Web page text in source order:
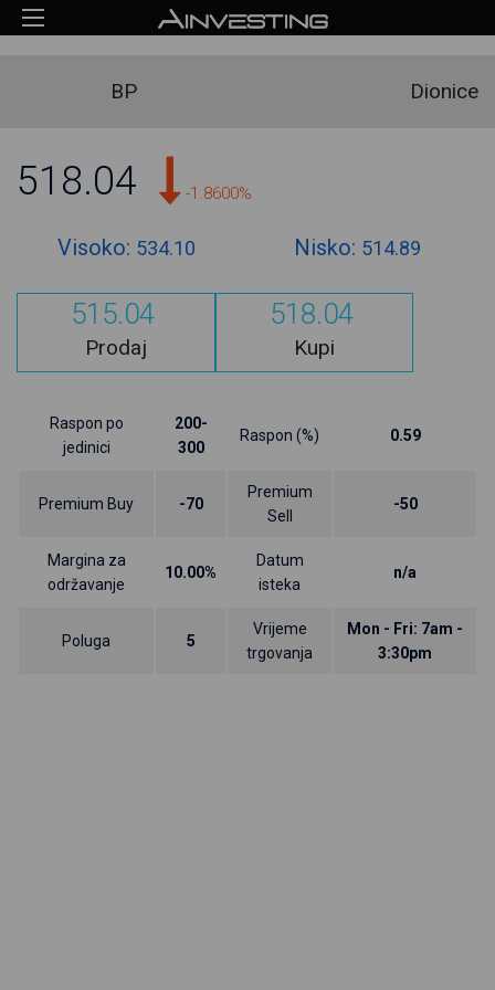
BP Dionice
518.04 -1.8600%
Visoko: 534.10 Nisko: 514.89
515.04
Prodaj
518.04
Kupi
Raspon po
jedinici
200-
300
Raspon (%) 0.59
Premium Buy -70
Premium
Sell
-50
Margina za
održavanje
10.00%
Datum
isteka
n/a
Poluga 5
Vrijeme
trgovanja
Mon - Fri: 7am -
3:30pm